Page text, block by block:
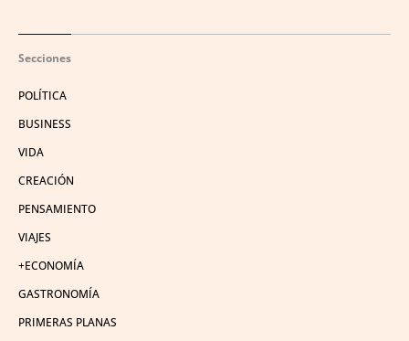
Secciones
POLÍTICA
BUSINESS
VIDA
CREACIÓN
PENSAMIENTO
VIAJES
+ECONOMÍA
GASTRONOMÍA
PRIMERAS PLANAS